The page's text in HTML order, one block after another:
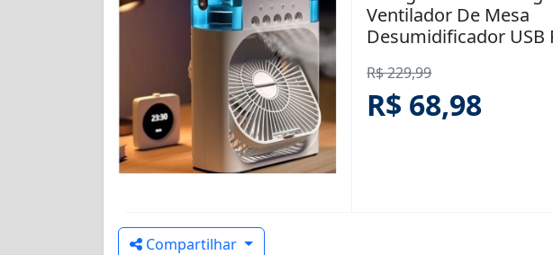
Ventilador De Mesa
Desumidificador USB
R$ 229,99
R$ 68,98
Compartilhar